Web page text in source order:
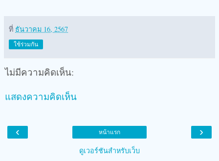
ที่ ธันวาคม 16, 2567
ใช้ร่วมกัน
ไม่มีความคิดเห็น:
แสดงความคิดเห็น
‹ ›
หน้าแรก
ดูเวอร์ชันสำหรับเว็บ